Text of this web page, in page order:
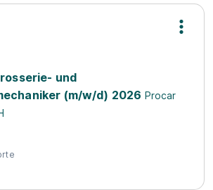
und
(m/w/d) 2026 Procar